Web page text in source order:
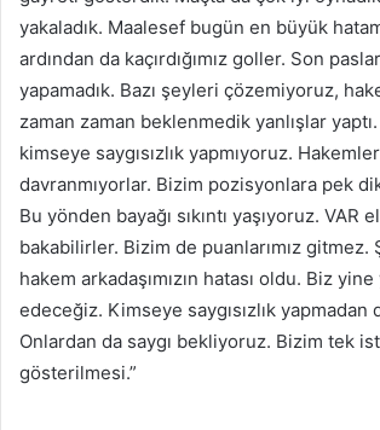
yakaladık. Maalesef bugün en büyük
ardından da kaçırdığımız goller. Son
yapamadık. Bazı şeyleri çözemiyoruz,
zaman zaman beklenmedik yanlışlar
kimseye saygısızlık yapmıyoruz.
davranmıyorlar. Bizim pozisyonlara pek
Bu yönden bayağı sıkıntı yaşıyoruz. VAR
bakabilirler. Bizim de puanlarımız gitmez.
hakem arkadaşımızın hatası oldu. Biz
edeceğiz. Kimseye saygısızlık yapmadan
Onlardan da saygı bekliyoruz. Bizim tek
gösterilmesi.”